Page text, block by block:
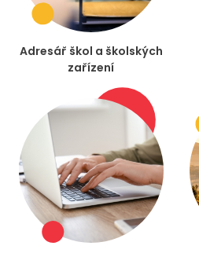
Adresář škol a školských
zařízení